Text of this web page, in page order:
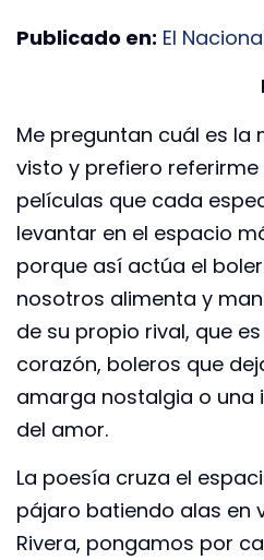
Publicado en: El
Me preguntan cuál es la
visto y prefiero
películas que cada
levantar en el espacio
porque así actúa el
nosotros alimenta y
de su propio rival, que
corazón, boleros que
amarga nostalgia o una
del amor.
La poesía cruza el
pájaro batiendo alas en
Rivera, pongamos por